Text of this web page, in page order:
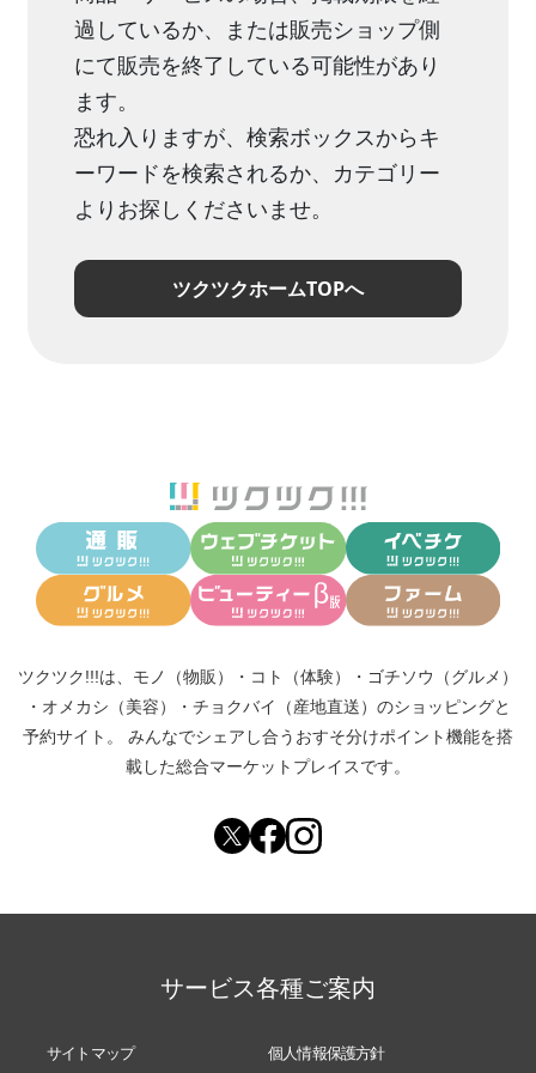
過しているか、または販売ショップ側
にて販売を終了している可能性があり
ます。
恐れ入りますが、検索ボックスからキ
ーワードを検索されるか、カテゴリー
よりお探しくださいませ。
ツクツクホームTOPへ
ツクツク!!!は、 モノ（物販） ・ コト（体験） ・ ゴチソウ（グルメ）
・ オメカシ（美容） ・ チョクバイ（産地直送） のショッピングと
予約サイト。
みんなでシェアし合う おすそ分けポイント機能を搭
載した総合マーケットプレイスです。
サービス各種ご案内
サイトマップ 個人情報保護方針